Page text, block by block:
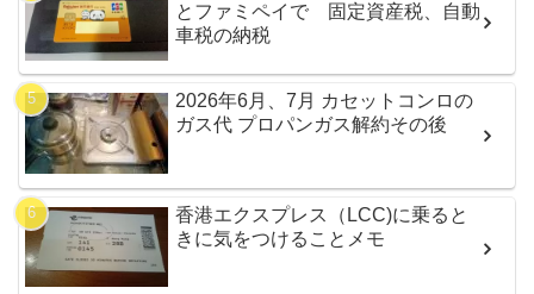
とファミペイで 固定資産税、自動
車税の納税
2026年6月、7月 カセットコンロの
ガス代 プロパンガス解約その後
香港エクスプレス（LCC)に乗ると
きに気をつけることメモ